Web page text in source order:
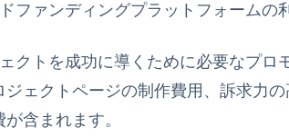
ファンディングプラットフォームの
クトを成功に導くために必要なプロ
ジェクトページの制作費用、訴求力
含まれます。